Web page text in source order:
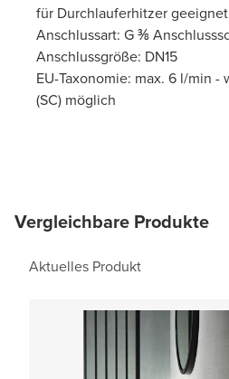
für Durchlauferhitzer geeignet
Anschlussart: G ⅜
Anschlussgröße: DN15
EU-Taxonomie: max. 6 l/min
(SC) möglich
Vergleichbare Produkte
Aktuelles Produkt